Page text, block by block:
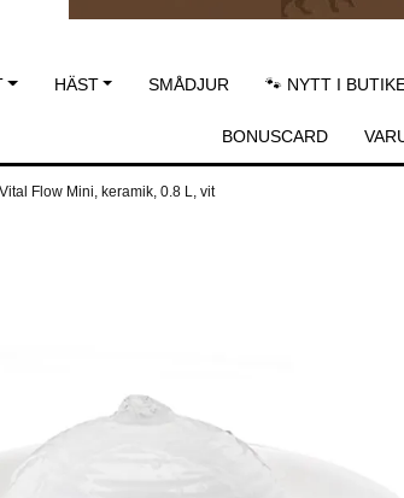
HÄST SMÅDJUR 🐾 NYTT I
BONUSCARD
Flow Mini, keramik, 0.8 L, vit